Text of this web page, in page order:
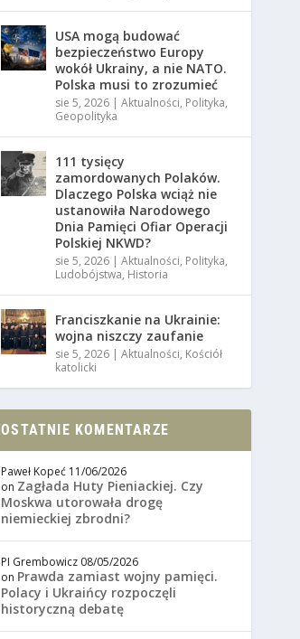
USA mogą budować
bezpieczeństwo Europy
wokół Ukrainy, a nie NATO.
Polska musi to zrozumieć
sie 5, 2026 |Aktualności, Polityka,
Geopolityka
111 tysięcy
zamordowanych Polaków.
Dlaczego Polska wciąż nie
ustanowiła Narodowego
Dnia Pamięci Ofiar Operacji
Polskiej NKWD?
sie 5, 2026 |Aktualności, Polityka,
Ludobójstwa, Historia
Franciszkanie na Ukrainie:
wojna niszczy zaufanie
sie 5, 2026 |Aktualności, Kościół
katolicki
OSTATNIE KOMENTARZE
Paweł Kopeć 11/06/2026
on Zagłada Huty Pieniackiej. Czy
Moskwa utorowała drogę
niemieckiej zbrodni?
PI Grembowicz 08/05/2026
on Prawda zamiast wojny pamięci.
Polacy i Ukraińcy rozpoczęli
historyczną debatę